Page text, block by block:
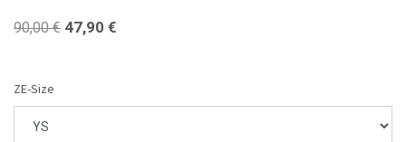
90,00€ 47,90 €
ZE-Size